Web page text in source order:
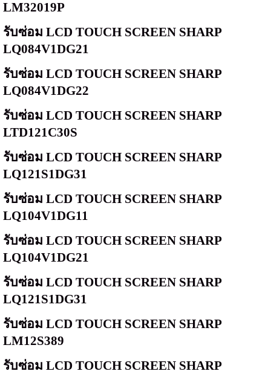
LM32019P
รับซ่อม LCD TOUCH SCREEN SHARP
LQ084V1DG21
รับซ่อม LCD TOUCH SCREEN SHARP
LQ084V1DG22
รับซ่อม LCD TOUCH SCREEN SHARP
LTD121C30S
รับซ่อม LCD TOUCH SCREEN SHARP
LQ121S1DG31
รับซ่อม LCD TOUCH SCREEN SHARP
LQ104V1DG11
รับซ่อม LCD TOUCH SCREEN SHARP
LQ104V1DG21
รับซ่อม LCD TOUCH SCREEN SHARP
LQ121S1DG31
รับซ่อม LCD TOUCH SCREEN SHARP
LM12S389
รับซ่อม LCD TOUCH SCREEN SHARP